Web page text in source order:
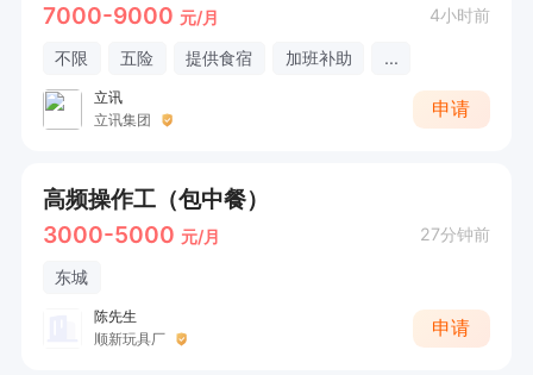
7000-9000 元/月 4小时前
不限 五险 提供食宿 加班补助 ...
立讯
立讯集团
申请
高频操作工（包中餐）
3000-5000 元/月 27分钟前
东城
陈先生
顺新玩具厂
申请